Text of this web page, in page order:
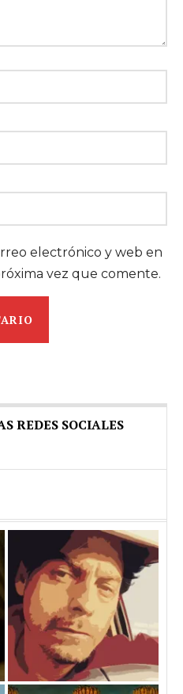
electrónico y web en
vez que comente.
REDES SOCIALES